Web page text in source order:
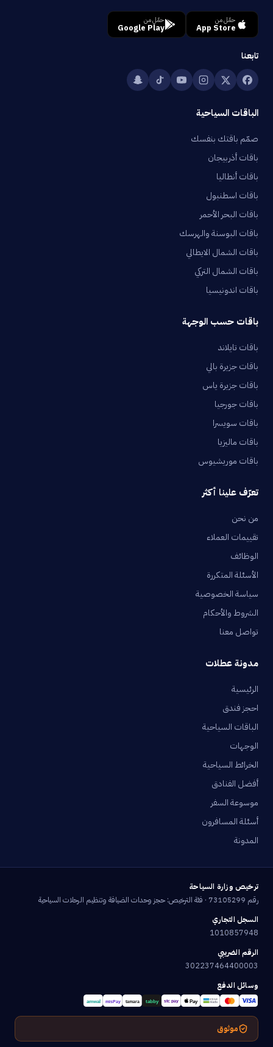
حمّل من
App Store
حمّل من
Google Play
تابعنا
الباقات السياحية
صمّم باقتك بنفسك
باقات أذربيجان
باقات أنطاليا
باقات اسطنبول
باقات البحر الأحمر
باقات البوسنة والهرسك
باقات الشمال الايطالي
باقات الشمال التركي
باقات اندونيسيا
باقات حسب الوجهة
باقات تايلاند
باقات جزيرة بالي
باقات جزيرة ياس
باقات جورجيا
باقات سويسرا
باقات ماليزيا
باقات موريشيوس
تعرّف علينا أكثر
من نحن
تقييمات العملاء
الوظائف
الأسئلة المتكررة
سياسة الخصوصية
الشروط والأحكام
تواصل معنا
مدونة عطلات
الرئيسية
احجز فندق
الباقات السياحية
الوجهات
الخرائط السياحية
أفضل الفنادق
موسوعة السفر
أسئلة المسافرون
المدونة
ترخيص وزارة السياحة
رقم 73105299 · فئة الترخيص: حجز وحدات الضيافة وتنظيم الرحلات السياحية
السجل التجاري
1010857948
الرقم الضريبي
302237464400003
وسائل الدفع
موثوق